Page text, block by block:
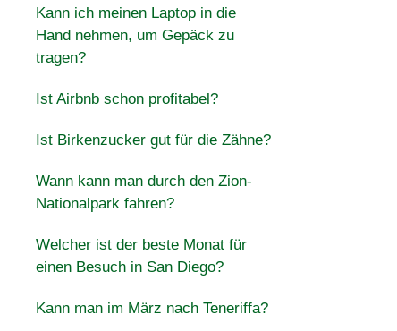
Kann ich meinen Laptop in die
Hand nehmen, um Gepäck zu
tragen?
Ist Airbnb schon profitabel?
Ist Birkenzucker gut für die Zähne?
Wann kann man durch den Zion-
Nationalpark fahren?
Welcher ist der beste Monat für
einen Besuch in San Diego?
Kann man im März nach Teneriffa?